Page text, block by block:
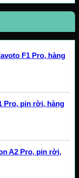
F1 Pro, hàng
Pro, pin rời, hàng
A2 Pro, pin rời,